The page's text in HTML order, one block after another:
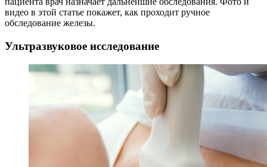
видео в этой статье покажет, как проходит ручное
обследование железы.
Ультразвуковое исследование